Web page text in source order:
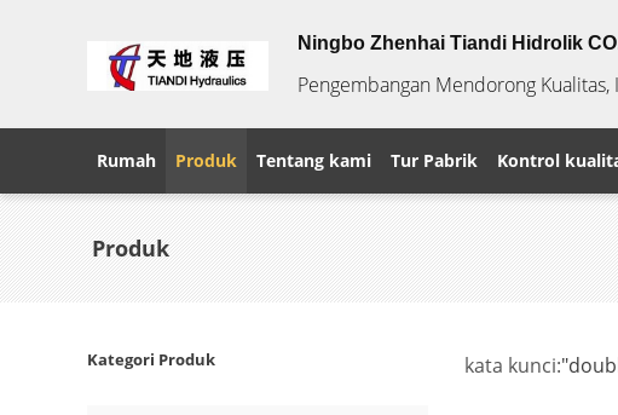
Ningbo Zhenhai Tiandi Hidrolik
Pengembangan Mendorong
Rumah Produk Tentang kami Tur Pabrik Kontrol
Produk
Kategori Produk kata kunci: